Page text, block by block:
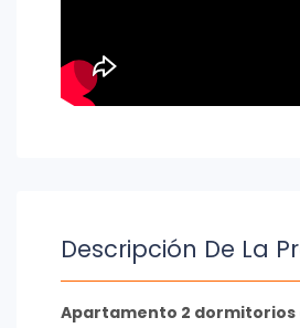
Descripción De La
Apartamento 2 dormitorios